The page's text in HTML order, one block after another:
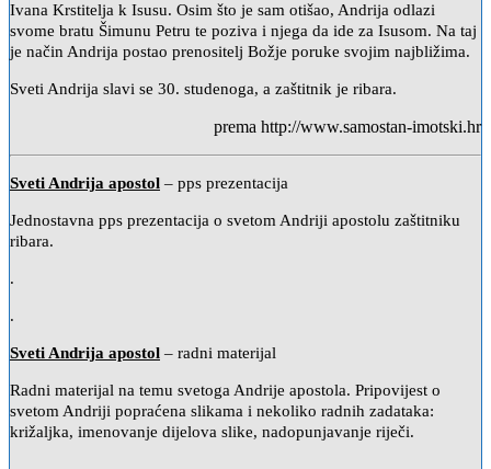
Ivana Krstitelja k Isusu. Osim što je sam otišao, Andrija odlazi
svome bratu Šimunu Petru te poziva i njega da ide za Isusom. Na taj
je način Andrija postao prenositelj Božje poruke svojim najbližima.
Sveti Andrija slavi se 30. studenoga, a zaštitnik je ribara.
prema http://www.samostan-imotski.hr
Sveti Andrija apostol – pps prezentacija
Jednostavna pps prezentacija o svetom Andriji apostolu zaštitniku
ribara.
.
.
Sveti Andrija apostol – radni materijal
Radni materijal na temu svetoga Andrije apostola. Pripovijest o
svetom Andriji popraćena slikama i nekoliko radnih zadataka:
križaljka, imenovanje dijelova slike, nadopunjavanje riječi.